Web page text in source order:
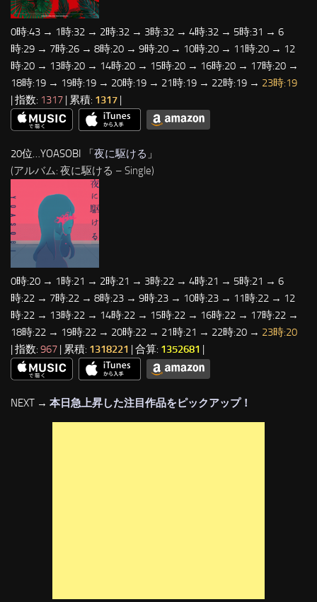
0時:43 → 1時:32 → 2時:32 → 3時:32 → 4時:32 → 5時:31 → 6
時:29 → 7時:26 → 8時:20 → 9時:20 → 10時:20 → 11時:20 → 12
時:20 → 13時:20 → 14時:20 → 15時:20 → 16時:20 → 17時:20 →
18時:19 → 19時:19 → 20時:19 → 21時:19 → 22時:19 → 23時:19
| 指数: 1317 | 累積: 1317 |
20位…YOASOBI 「夜に駆ける 」
(アルバム: 夜に駆ける – Single)
0時:20 → 1時:21 → 2時:21 → 3時:22 → 4時:21 → 5時:21 → 6
時:22 → 7時:22 → 8時:23 → 9時:23 → 10時:23 → 11時:22 → 12
時:22 → 13時:22 → 14時:22 → 15時:22 → 16時:22 → 17時:22 →
18時:22 → 19時:22 → 20時:22 → 21時:21 → 22時:20 → 23時:20
| 指数: 967 | 累積: 1318221 | 合算: 1352681 |
NEXT → 本日急上昇した注目作品をピックアップ！